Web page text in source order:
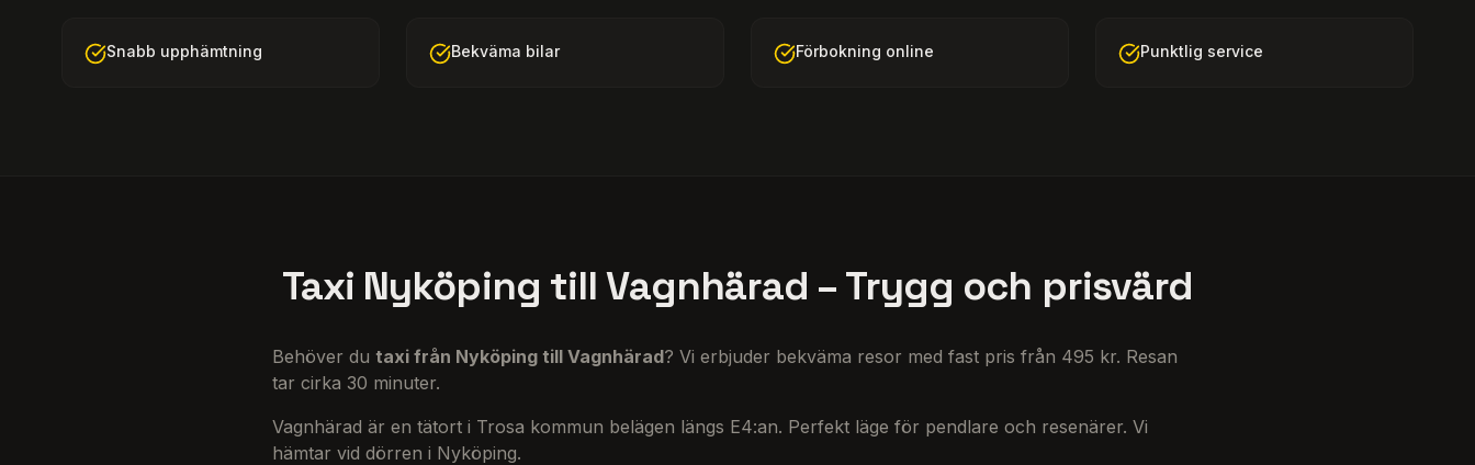
Snabb upphämtning Bekväma bilar Förbokning online Punktlig service
Taxi Nyköping till Vagnhärad – Trygg och prisvärd
Behöver du taxi från Nyköping till Vagnhärad? Vi erbjuder bekväma resor med fast pris från 495 kr. Resan
tar cirka 30 minuter.
Vagnhärad är en tätort i Trosa kommun belägen längs E4:an. Perfekt läge för pendlare och resenärer. Vi
hämtar vid dörren i Nyköping.